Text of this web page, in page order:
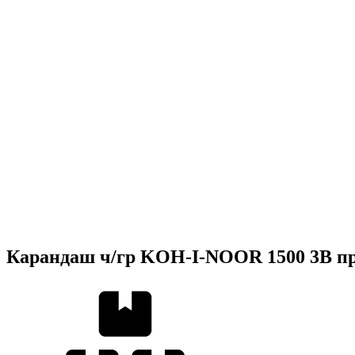
Карандаш ч/гр KOH-I-NOOR 1500 3B